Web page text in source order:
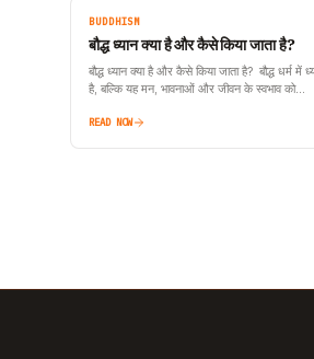
BUDDHISM
बौद्ध ध्यान क्या है और कैसे किया जाता है?
बौद्ध ध्यान क्या है और कैसे किया जाता है? बौद्ध धर्म
है, बल्कि यह मन, भावनाओं और जीवन के स्वभाव को…
READ NOW